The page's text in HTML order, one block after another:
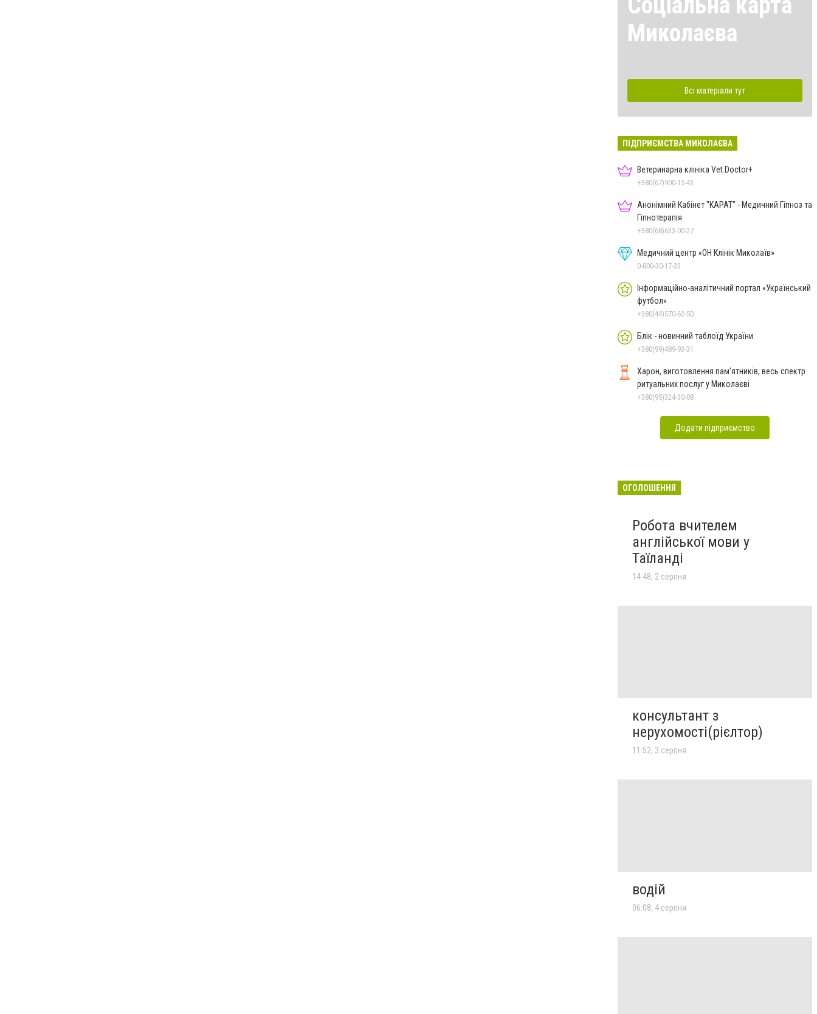
Миколаєва
Всі матеріали тут
ПІДПРИЄМСТВА МИКОЛАЄВА
Ветеринарна клініка Vet.Doctor+
+380(67)900-15-43
Анонімний Кабінет "КАРАТ" - Медичний Гіпноз та
Гіпнотерапія
+380(68)633-00-27
Медичний центр «ОН Клінік Миколаїв»
0-800-30-17-33
Інформаційно-аналітичний портал «Український
футбол»
+380(44)570-62-50
Блік - новинний таблоїд України
+380(99)489-93-31
Харон, виготовлення пам'ятників, весь спектр
ритуальних послуг у Миколаєві
+380(95)324-30-08
Додати підприємство
ОГОЛОШЕННЯ
Робота вчителем
англійської мови у
Таїланді
14:48, 2 серпня
консультант з
нерухомості(рієлтор)
11:52, 3 серпня
водій
06:08, 4 серпня